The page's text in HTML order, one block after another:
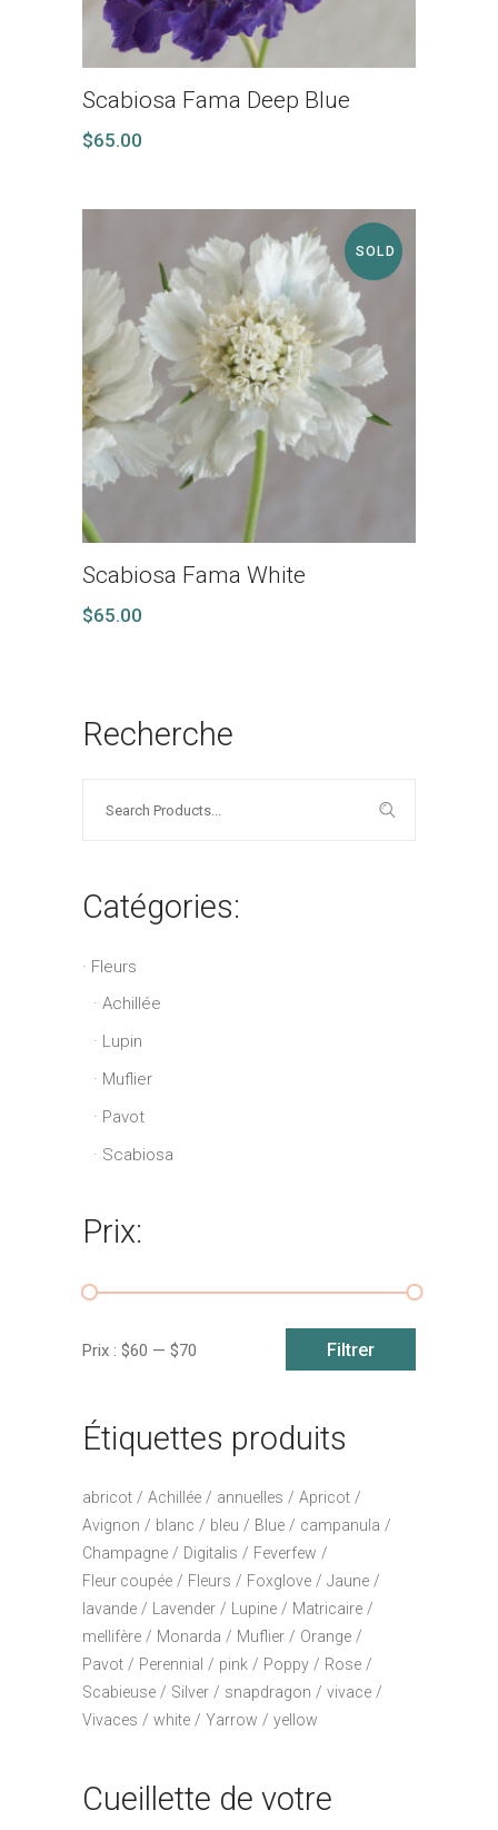
Scabiosa Fama Deep Blue
$65.00
SOLD
Scabiosa Fama White
$65.00
Recherche
Catégories:
Fleurs
Achillée
Lupin
Muflier
Pavot
Scabiosa
Prix:
Prix
Prix
Filtrer
Prix : $60 — $70
Étiquettes produits
abricot Achillée annuelles
Apricot
Avignon
blanc bleu Blue
campanula
Champagne
Digitalis
Feverfew
Fleur coupée
Fleurs Foxglove
Jaune
lavande
Lavender Lupine
Matricaire
mellifère
Monarda Muflier
Orange
Pavot
Perennial pink Poppy
Rose
Scabieuse
Silver snapdragon
vivace
Vivaces
white Yarrow yellow
Cueillette de votre